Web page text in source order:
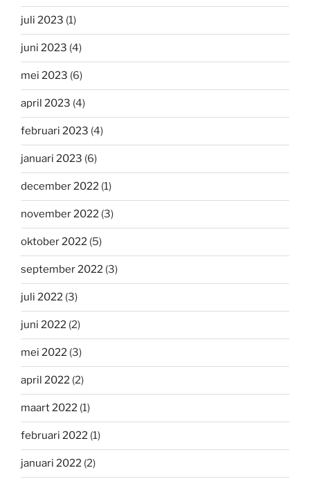
juli 2023 (1)
juni 2023 (4)
mei 2023 (6)
april 2023 (4)
februari 2023 (4)
januari 2023 (6)
december 2022 (1)
november 2022 (3)
oktober 2022 (5)
september 2022 (3)
juli 2022 (3)
juni 2022 (2)
mei 2022 (3)
april 2022 (2)
maart 2022 (1)
februari 2022 (1)
januari 2022 (2)